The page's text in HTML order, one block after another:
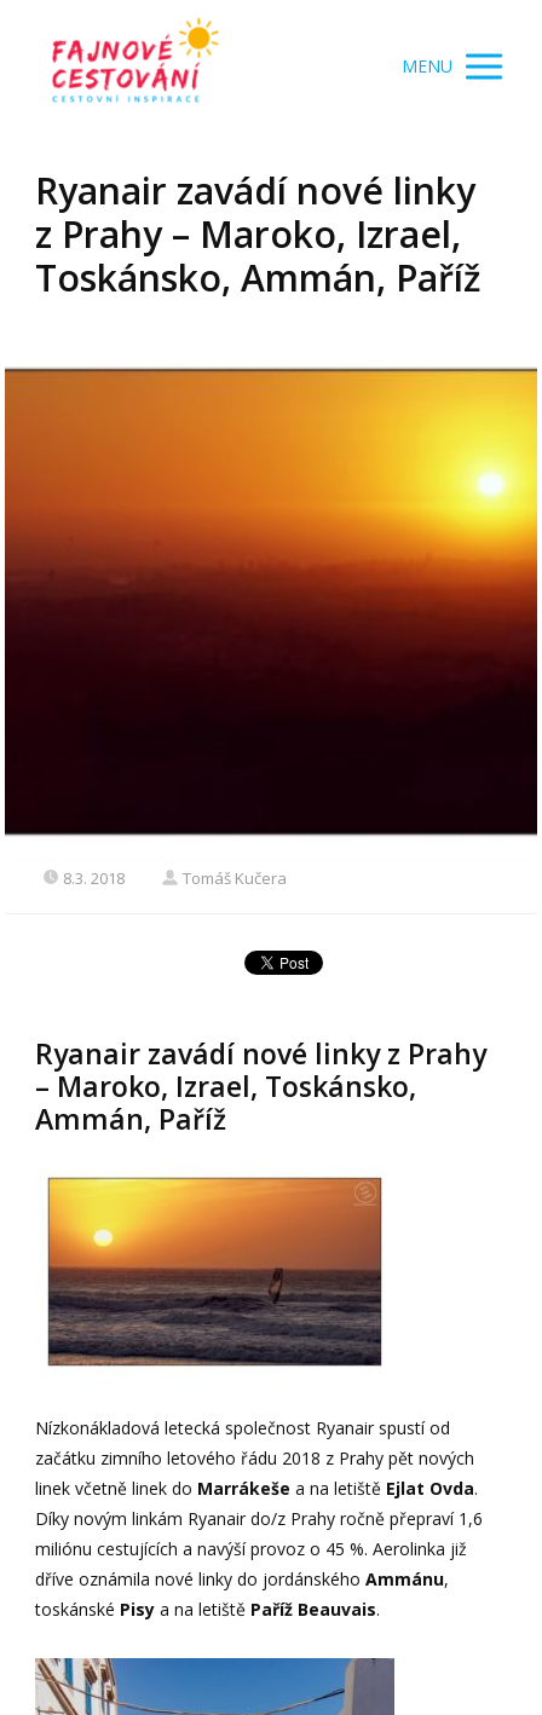
MENU
Ryanair zavádí nové linky
z Prahy – Maroko, Izrael,
Toskánsko, Ammán, Paříž
8.3. 2018 Tomáš Kučera
Ryanair zavádí nové linky z Prahy
– Maroko, Izrael, Toskánsko,
Ammán, Paříž
Nízkonákladová letecká společnost Ryanair spustí od
začátku zimního letového řádu 2018 z Prahy pět nových
linek včetně linek do Marrákeše a na letiště Ejlat Ovda.
Díky novým linkám Ryanair do/z Prahy ročně přepraví 1,6
miliónu cestujících a navýší provoz o 45 %. Aerolinka již
dříve oznámila nové linky do jordánského Ammánu,
toskánské Pisy a na letiště Paříž Beauvais.